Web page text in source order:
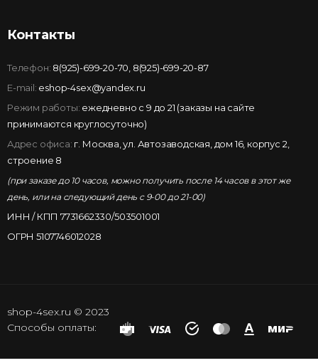
Контакты
Телефон: 8(925)-699-20-70 8(925)-699-20-87
E-mail: eshop-4sex@yandex.ru
Режим работы: ежедневно с 9 до 21 (заказы на сайте
принимаются круглосуточно)
Адрес офиса: г. Москва, ул. Автозаводская, дом 16, корпус 2,
строение 8
(при заказе до 10 часов, можно получить после 14 часов в этот же
день, или на следующий день с 9-00 до 21-00)
ИНН / КПП 7731662330/503501001
ОГРН 5107746012028
shop-4sex.ru © 2023
Способы оплаты: